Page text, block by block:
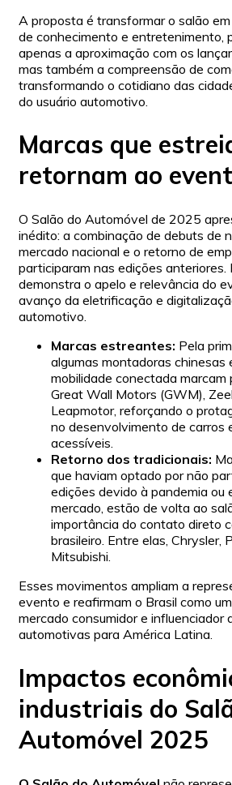
A proposta é transformar o salão
de conhecimento e entretenimento,
apenas a aproximação com os
mas também a compreensão de
transformando o cotidiano das
do usuário automotivo.
Marcas que
retornam ao
O Salão do Automóvel de 2025
inédito: a combinação de debuts de
mercado nacional e o retorno de
participaram nas edições anteriores.
demonstra o apelo e relevância do
avanço da eletrificação e
automotivo.
Marcas estreantes: Pela
algumas montadoras chinesas
mobilidade conectada marcam
Great Wall Motors (GWM),
Leapmotor, reforçando o
no desenvolvimento de carros
acessíveis.
Retorno dos tradicionais:
que haviam optado por não
edições devido à pandemia ou
mercado, estão de volta ao
importância do contato direto
brasileiro. Entre elas, Chrysler,
Mitsubishi.
Esses movimentos ampliam a
evento e reafirmam o Brasil como
mercado consumidor e influenciador
automotivas para América Latina.
Impactos
industriais do
Automóvel 2025